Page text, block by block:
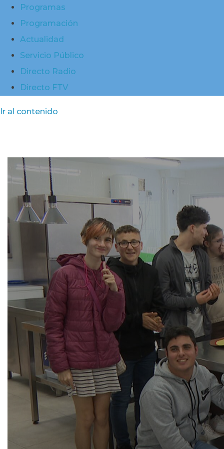
Programas
Programación
Actualidad
Servicio Público
Directo Radio
Directo FTV
Ir al contenido